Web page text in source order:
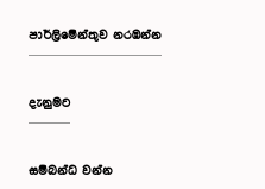
පාර්ලි‌මේන්තුව නරඹන්න
දැනුමට
සම්බන්ධ වන්න